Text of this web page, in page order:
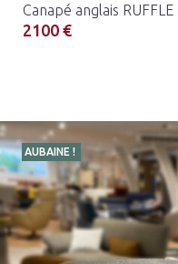
Canapé anglais RUFFLE
2100 €
AUBAINE !